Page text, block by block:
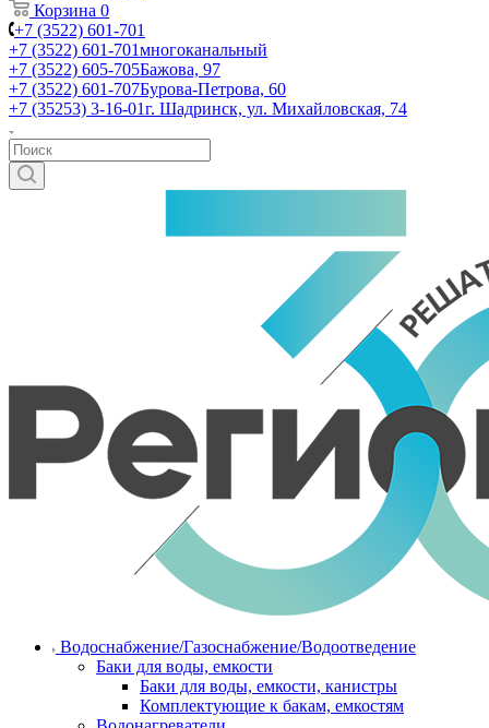
Корзина 0
+7 (3522) 601-701
+7 (3522) 601-701многоканальный
+7 (3522) 605-705Бажова, 97
+7 (3522) 601-707Бурова-Петрова, 60
+7 (35253) 3-16-01г. Шадринск, ул. Михайловская, 74
Водоснабжение/Газоснабжение/Водоотведение
Баки для воды, емкости
Баки для воды, емкости, канистры
Комплектующие к бакам, емкостям